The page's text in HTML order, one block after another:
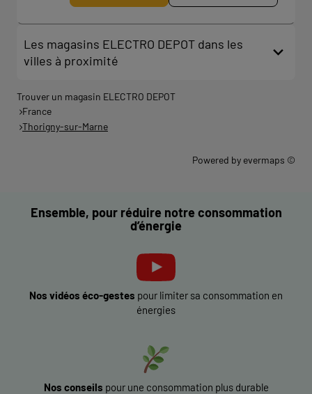
Les magasins ELECTRO DEPOT dans les
villes à proximité
Trouver un magasin ELECTRO DEPOT
France
Thorigny-sur-Marne
Powered by evermaps ©
Ensemble, pour réduire notre consommation
d’énergie
Nos vidéos éco-gestes pour limiter sa consommation en
énergies
Nos conseils pour une consommation plus durable